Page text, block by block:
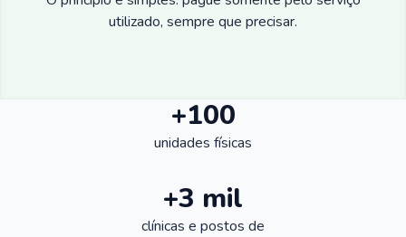
utilizado, sempre que precisar.
+100
unidades físicas
+3 mil
clínicas e postos de